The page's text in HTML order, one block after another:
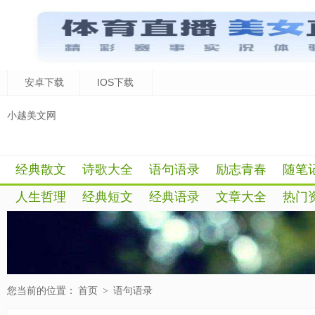
安卓下载 IOS下载
小越美文网
经典散文 诗歌大全 语句语录 励志青春
随笔
人生哲理
经典短文 经典语录 文章大全 热门
您当前的位置： 首页 > 语句语录